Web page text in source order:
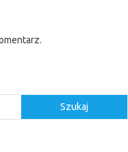
Szukaj